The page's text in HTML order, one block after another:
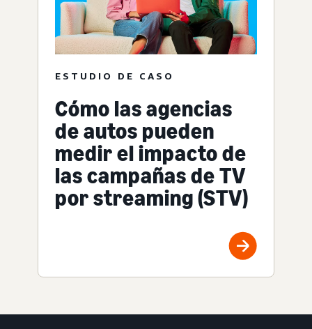
ESTUDIO DE CASO
Cómo las agencias
de autos pueden
medir el impacto de
las campañas de TV
por streaming (STV)